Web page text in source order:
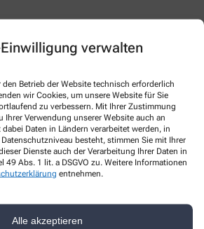
verwalten
Betrieb der Website technisch erforderlich
wir Cookies, um unsere Website für Sie
zu verbessern. Mit Ihrer Zustimmung
Verwendung unserer Website auch an
Daten in Ländern verarbeitet werden, in
besteht, stimmen Sie mit Ihrer
Dienste auch der Verarbeitung Ihrer Daten in
49 Abs. 1 lit. a DSGVO zu. Weitere Informationen
entnehmen.
Alle akzeptieren
zuHello world!
39288 Burg